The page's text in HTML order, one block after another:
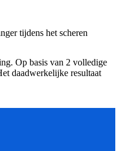
tijdens het scheren
Op basis van 2 volledige
daadwerkelijke resultaat